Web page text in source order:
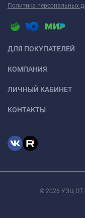
Политика персональных
ДЛЯ ПОКУПАТЕЛЕЙ
КОМПАНИЯ
ЛИЧНЫЙ КАБИНЕТ
КОНТАКТЫ
© 2026 УЭЦ ОТ